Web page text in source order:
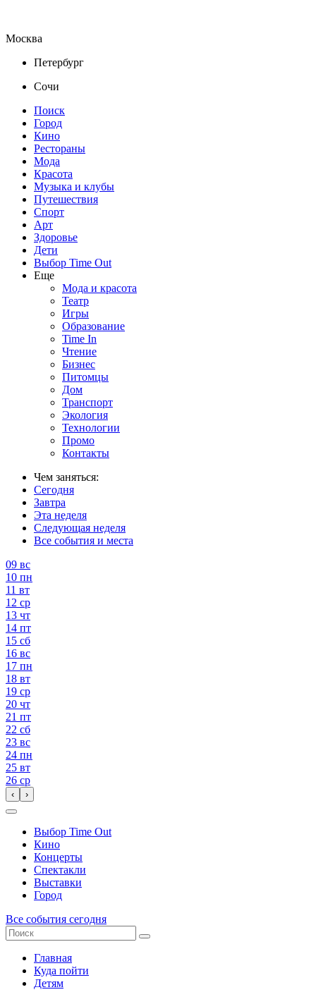
Москва
Петербург
Сочи
Поиск
Город
Кино
Рестораны
Мода
Красота
Музыка и клубы
Путешествия
Спорт
Арт
Здоровье
Дети
Выбор Time Out
Еще
Мода и красота
Театр
Игры
Образование
Time In
Чтение
Бизнес
Питомцы
Дом
Транспорт
Экология
Технологии
Промо
Контакты
Чем заняться:
Сегодня
Завтра
Эта неделя
Следующая неделя
Все события и места
09 вс
10 пн
11 вт
12 ср
13 чт
14 пт
15 сб
16 вс
17 пн
18 вт
19 ср
20 чт
21 пт
22 сб
23 вс
24 пн
25 вт
26 ср
‹ ›
Выбор Time Out
Кино
Концерты
Спектакли
Выставки
Город
Все события сегодня
Главная
Куда пойти
Детям